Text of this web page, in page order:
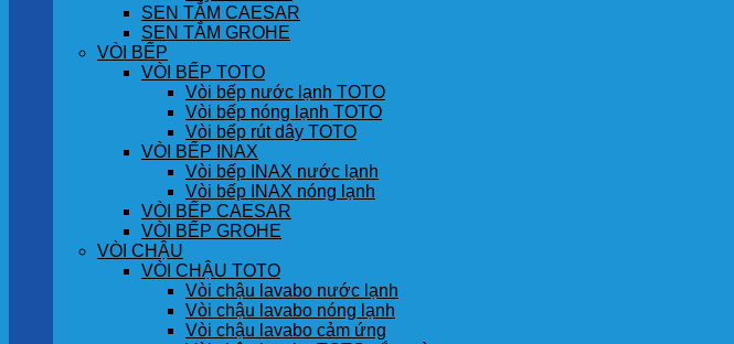
SEN TẮM CAESAR
SEN TẮM GROHE
VÒI BẾP
VÒI BẾP TOTO
Vòi bếp nước lạnh TOTO
Vòi bếp nóng lạnh TOTO
Vòi bếp rút dây TOTO
VÒI BẾP INAX
Vòi bếp INAX nước lạnh
Vòi bếp INAX nóng lạnh
VÒI BẾP CAESAR
VÒI BẾP GROHE
VÒI CHẬU
VÒI CHẬU TOTO
Vòi chậu lavabo nước lạnh
Vòi chậu lavabo nóng lạnh
Vòi chậu lavabo cảm ứng